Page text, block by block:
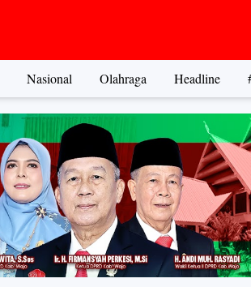
Nasional Olahraga Headline